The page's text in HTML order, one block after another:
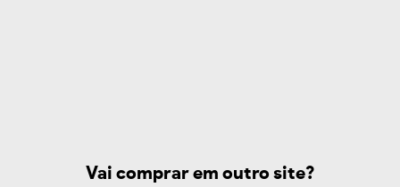
Vai comprar em outro site?